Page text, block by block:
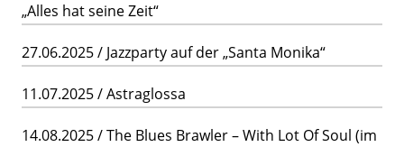
„Alles hat seine Zeit“
27.06.2025 / Jazzparty auf der „Santa Monika“
11.07.2025 / Astraglossa
14.08.2025 / The Blues Brawler – With Lot Of Soul (im